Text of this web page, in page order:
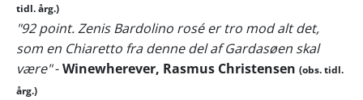
tidl. årg.)
"92 point. Zenis Bardolino rosé er tro mod alt det,
som en Chiaretto fra denne del af Gardasøen skal
være"-Winewherever, Rasmus Christensen (obs. tidl.
årg.)